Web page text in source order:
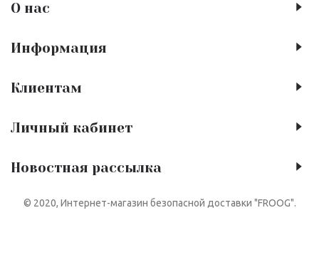
О нас
Информация
Клиентам
Личный кабинет
Новостная рассылка
© 2020, Интернет-магазин безопасной доставки "FROOG".